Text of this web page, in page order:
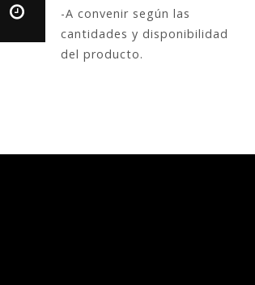
-A convenir según las
cantidades y disponibilidad
del producto.